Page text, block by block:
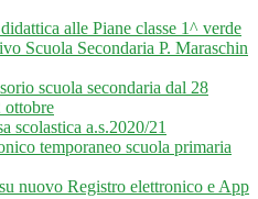
alle Piane classe 1^ verde
Scuola Secondaria P. Maraschin
scuola secondaria dal 28
ottobre
scolastica a.s.2020/21
temporaneo scuola primaria
nuovo Registro elettronico e App